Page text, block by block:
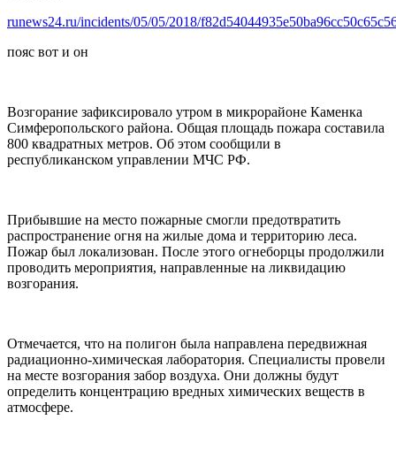
runews24.ru/incidents/05/05/2018/
пояс вот и он
Возгорание зафиксировало утром в микрорайоне Каменка
Симферопольского района. Общая площадь пожара составила
800 квадратных метров. Об этом сообщили в
республиканском управлении МЧС РФ.
Прибывшие на место пожарные смогли предотвратить
распространение огня на жилые дома и территорию леса.
Пожар был локализован. После этого огнеборцы продолжили
проводить мероприятия, направленные на ликвидацию
возгорания.
Отмечается, что на полигон была направлена передвижная
радиационно-химическая лаборатория. Специалисты провели
на месте возгорания забор воздуха. Они должны будут
определить концентрацию вредных химических веществ в
атмосфере.